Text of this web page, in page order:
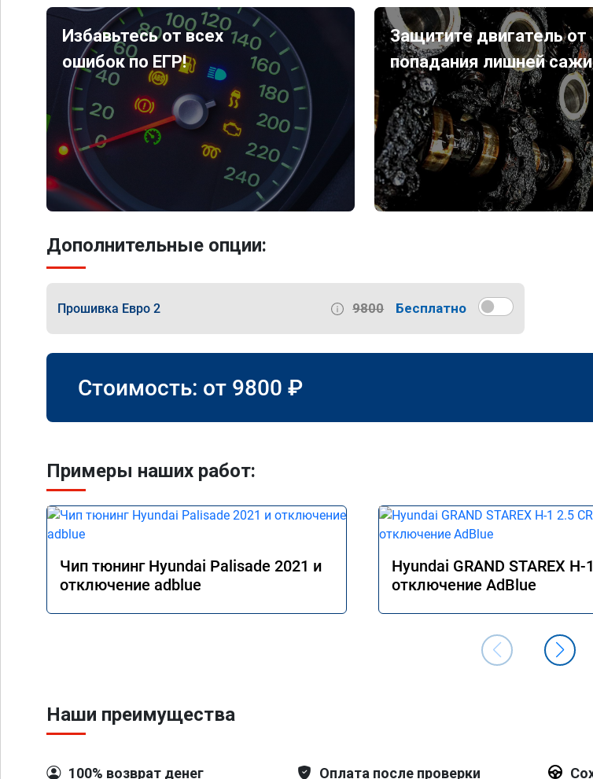
Избавьтесь от всех
ошибок по ЕГР!
Защитите двигатель от
попадания лишней
Дополнительные опции:
Прошивка Евро 2 9800 Бесплатно
Стоимость: от 9800 ₽
Примеры наших работ:
Чип тюнинг Hyundai Palisade 2021 и
отключение adblue
Hyundai GRAND STAREX H-
отключение AdBlue
Наши преимущества
100% возврат денег Оплата после проверки